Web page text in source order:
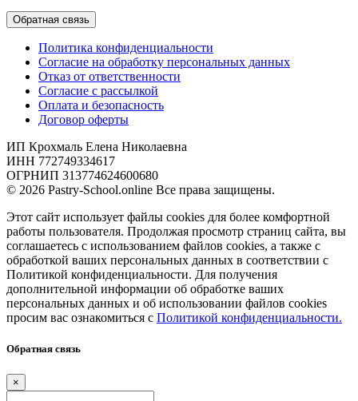
Обратная связь
Политика конфиденциальности
Согласие на обработку персональных данных
Отказ от ответственности
Согласие с рассылкой
Оплата и безопасность
Договор оферты
ИП Крохмаль Елена Николаевна
ИНН 772749334617
ОГРНИП 313774624600680
© 2026 Pastry-School.online Все права защищены.
Этот сайт использует файлы cookies для более комфортной
работы пользователя. Продолжая просмотр страниц сайта, вы
соглашаетесь с использованием файлов cookies, а также с
обработкой ваших персональных данных в соответствии с
Политикой конфиденциальности. Для получения
дополнительной информации об обработке ваших
персональных данных и об использовании файлов cookies
просим вас ознакомиться с Политикой конфиденциальности.
Обратная связь
×